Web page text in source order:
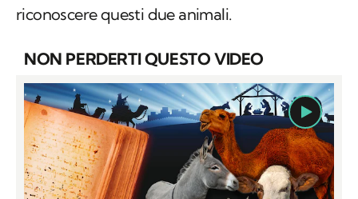
riconoscere questi due animali.
NON PERDERTI QUESTO VIDEO